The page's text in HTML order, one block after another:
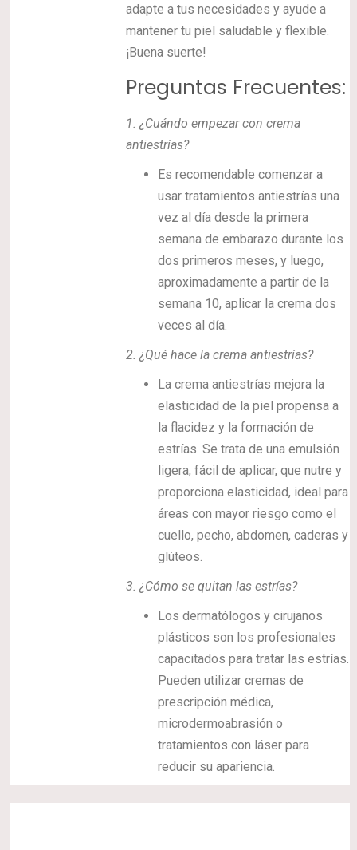
adapte a tus necesidades y ayude a
mantener tu piel saludable y flexible.
¡Buena suerte!
Preguntas Frecuentes:
1.¿Cuándo empezar con crema
antiestrías?
Es recomendable comenzar a
usar tratamientos antiestrías una
vez al día desde la primera
semana de embarazo durante los
dos primeros meses, y luego,
aproximadamente a partir de la
semana 10, aplicar la crema dos
veces al día.
2.¿Qué hace la crema antiestrías?
La crema antiestrías mejora la
elasticidad de la piel propensa a
la flacidez y la formación de
estrías. Se trata de una emulsión
ligera, fácil de aplicar, que nutre y
proporciona elasticidad, ideal para
áreas con mayor riesgo como el
cuello, pecho, abdomen, caderas y
glúteos.
3.¿Cómo se quitan las estrías?
Los dermatólogos y cirujanos
plásticos son los profesionales
capacitados para tratar las estrías.
Pueden utilizar cremas de
prescripción médica,
microdermoabrasión o
tratamientos con láser para
reducir su apariencia.